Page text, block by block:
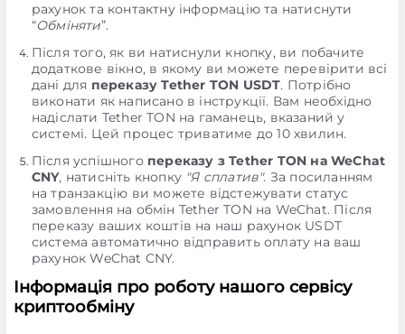
рахунок та контактну інформацію та натиснути
“Обміняти”.
Після того, як ви натиснули кнопку, ви побачите
додаткове вікно, в якому ви можете перевірити всі
дані для переказу Tether TON USDT. Потрібно
виконати як написано в інструкції. Вам необхідно
надіслати Tether TON на гаманець, вказаний у
системі. Цей процес триватиме до 10 хвилин.
Після успішного переказу з Tether TON на WeChat
CNY, натисніть кнопку "Я сплатив". За посиланням
на транзакцію ви можете відстежувати статус
замовлення на обмін Tether TON на WeChat. Після
переказу ваших коштів на наш рахунок USDT
система автоматично відправить оплату на ваш
рахунок WeChat CNY.
Інформація про роботу нашого сервісу
криптообміну